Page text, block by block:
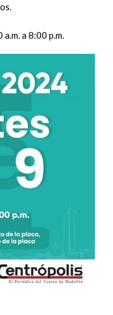
a 8:00 p.m.